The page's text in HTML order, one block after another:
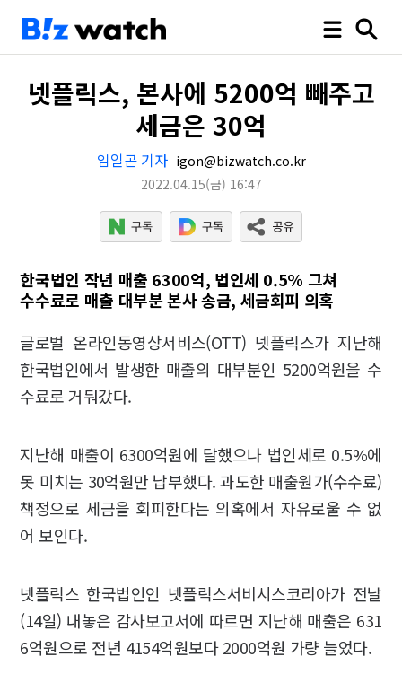
넷플릭스, 본사에 5200억 빼주고
세금은 30억
임일곤 기자 igon@bizwatch.co.kr
2022.04.15(금) 16:47
한국법인 작년 매출 6300억, 법인세 0.5% 그쳐
수수료로 매출 대부분 본사 송금, 세금회피 의혹
글로벌 온라인동영상서비스(OTT) 넷플릭스가 지난해
한국법인에서 발생한 매출의 대부분인 5200억원을 수
수료로 거둬갔다.
지난해 매출이 6300억원에 달했으나 법인세로 0.5%에
못 미치는 30억원만 납부했다. 과도한 매출원가(수수료)
책정으로 세금을 회피한다는 의혹에서 자유로울 수 없
어 보인다.
넷플릭스 한국법인인 넷플릭스서비시스코리아가 전날
(14일) 내놓은 감사보고서에 따르면 지난해 매출은 631
6억원으로 전년 4154억원보다 2000억원 가량 늘었다.